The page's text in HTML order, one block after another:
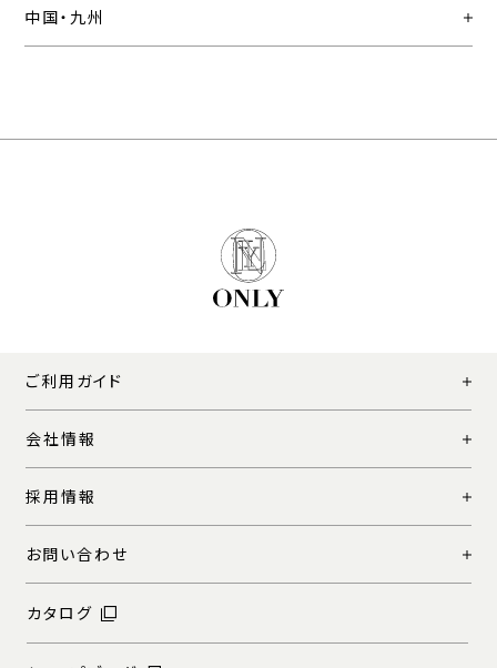
中国・九州
ご利用ガイド
会社情報
採用情報
お問い合わせ
カタログ